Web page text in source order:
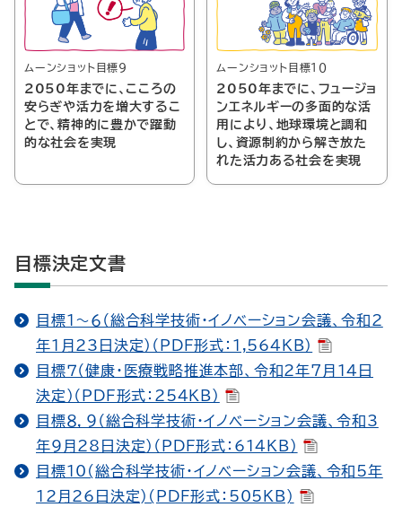
ムーンショット目標９
2050年までに、こころの
安らぎや活力を増大するこ
とで、精神的に豊かで躍動
的な社会を実現
ムーンショット目標１０
2050年までに、フュージョ
ンエネルギーの多面的な活
用により、地球環境と調和
し、資源制約から解き放た
れた活力ある社会を実現
目標決定文書
目標１～６（総合科学技術・イノベーション会議、令和2
年1月23日決定）（PDF形式：1,564KB）
目標７（健康・医療戦略推進本部、令和2年7月14日
決定）（PDF形式：254KB）
目標８，９（総合科学技術・イノベーション会議、令和3
年9月28日決定）（PDF形式：614KB）
目標10(総合科学技術・イノベーション会議、令和5年
12月26日決定)(PDF形式：505KB)